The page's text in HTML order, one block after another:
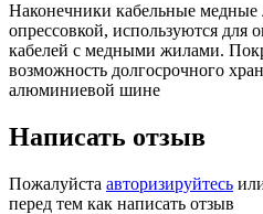
Наконечники кабельные
опрессовкой, используются для
кабелей с медными жилами.
возможность долгосрочного
алюминиевой шине
Написать отзыв
Пожалуйста авторизируйтесь
перед тем как написать отзыв